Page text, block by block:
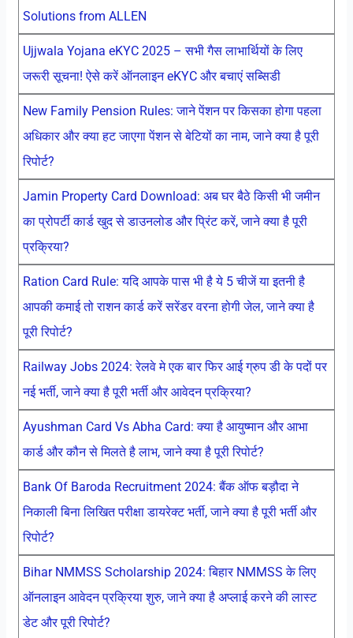
Solutions from ALLEN
Ujjwala Yojana eKYC 2025 – सभी गैस लाभार्थियों के लिए
जरूरी सूचना! ऐसे करें ऑनलाइन eKYC और बचाएं सब्सिडी
New Family Pension Rules: जाने पेंशन पर किसका होगा पहला
अधिकार और क्या हट जाएगा पेंशन से बेटियों का नाम, जाने क्या है पूरी
रिपोर्ट?
Jamin Property Card Download: अब घर बैठे किसी भी जमीन
का प्रोपर्टी कार्ड खुद से डाउनलोड और प्रिंट करें, जाने क्या है पूरी
प्रक्रिया?
Ration Card Rule: यदि आपके पास भी है ये 5 चीजें या इतनी है
आपकी कमाई तो राशन कार्ड करें सरेंडर वरना होगी जेल, जाने क्या है
पूरी रिपोर्ट?
Railway Jobs 2024: रेलवे मे एक बार फिर आई ग्रुप डी के पदों पर
नई भर्ती, जाने क्या है पूरी भर्ती और आवेदन प्रक्रिया?
Ayushman Card Vs Abha Card: क्या है आयुष्मान और आभा
कार्ड और कौन से मिलते है लाभ, जाने क्या है पूरी रिपोर्ट?
Bank Of Baroda Recruitment 2024: बैंक ऑफ बड़ौदा ने
निकाली बिना लिखित परीक्षा डायरेक्ट भर्ती, जाने क्या है पूरी भर्ती और
रिपोर्ट?
Bihar NMMSS Scholarship 2024: बिहार NMMSS के लिए
ऑनलाइन आवेदन प्रक्रिया शुरु, जाने क्या है अप्लाई करने की लास्ट
डेट और पूरी रिपोर्ट?